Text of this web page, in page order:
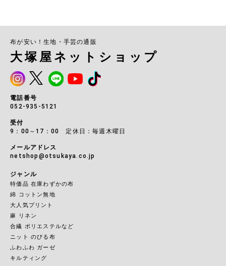
布が安い！生地・手芸の通販
大塚屋ネットショップ
電話番号
052-935-5121
受付
9：00～17：00 定休日：毎週木曜日
メールアドレス
netshop@otsukaya.co.jp
ジャンル
特価品 在庫わずかの布
綿 コットン無地
大人気プリント
麻 リネン
合繊 ポリエステルなど
ニット のびる布
ふわふわ ガーゼ
キルティング